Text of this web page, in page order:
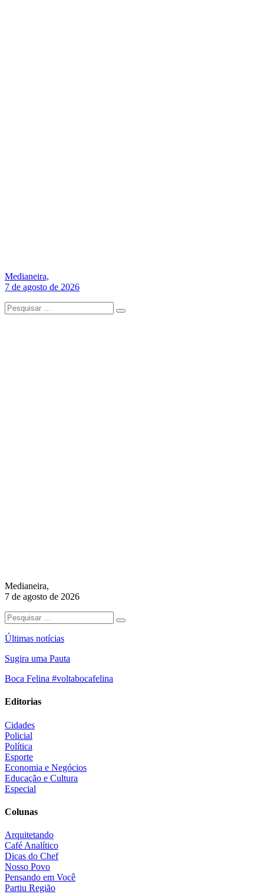
Medianeira,
7 de agosto de 2026
Medianeira,
7 de agosto de 2026
Últimas notícias
Sugira uma Pauta
Boca Felina #voltabocafelina
Editorias
Cidades
Policial
Política
Esporte
Economia e Negócios
Educação e Cultura
Especial
Colunas
Arquitetando
Café Analítico
Dicas do Chef
Nosso Povo
Pensando em Você
Partiu Região